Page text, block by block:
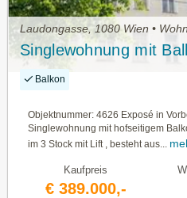
Laudongasse, 1080 Wien •
Singlewohnung mit
Balkon
Objektnummer: 4626 Exposé in
Singlewohnung mit hofseitigem
im 3 Stock mit Lift , besteht aus...
Kaufpreis
€ 389.000,-